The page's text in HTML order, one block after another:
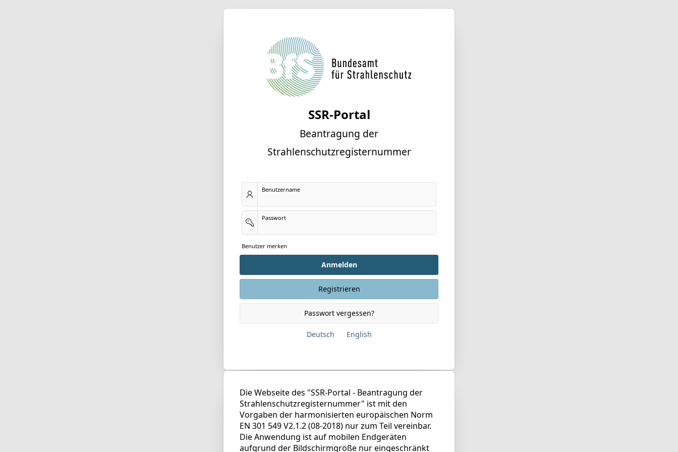
SSR-Portal
Beantragung der
Strahlenschutzregisternummer
Benutzername
Passwort
Benutzer merken
Anmelden
Registrieren
Passwort vergessen?
Deutsch English
Die Webseite des "SSR-Portal - Beantragung der
Strahlenschutzregisternummer" ist mit den
Vorgaben der harmonisierten europäischen Norm
EN 301 549 V2.1.2 (08-2018) nur zum Teil vereinbar.
Die Anwendung ist auf mobilen Endgeräten
aufgrund der Bildschirmgröße nur eingeschränkt